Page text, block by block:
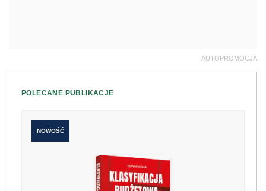
AUTOPROMOCJA
POLECANE PUBLIKACJE
NOWOŚĆ